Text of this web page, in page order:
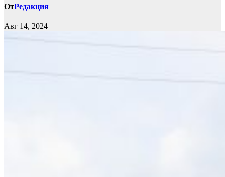
ОтРедакция
Авг 14, 2024